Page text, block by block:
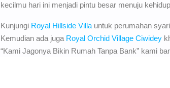
kecilmu hari ini menjadi pintu besar menuju
Kunjungi Royal Hillside Villauntuk perumahan
Kemudian ada juga Royal Orchid Village Ciwidey
“Kami Jagonya Bikin Rumah Tanpa Bank” kami